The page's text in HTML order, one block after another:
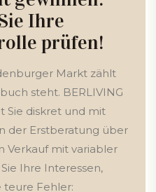
Ihre
prüfen!
Markt zählt
steht. BERLIVING
Sie diskret und mit
der Erstberatung über
Verkauf mit variabler
Ihre Interessen,
teure Fehler: